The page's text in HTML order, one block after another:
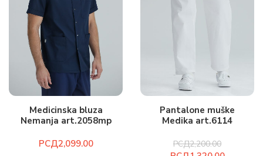
Medicinska bluza
Nemanja art.2058mp
РСД
Pantalone muške
Medika art.6114
РСД2,200.00